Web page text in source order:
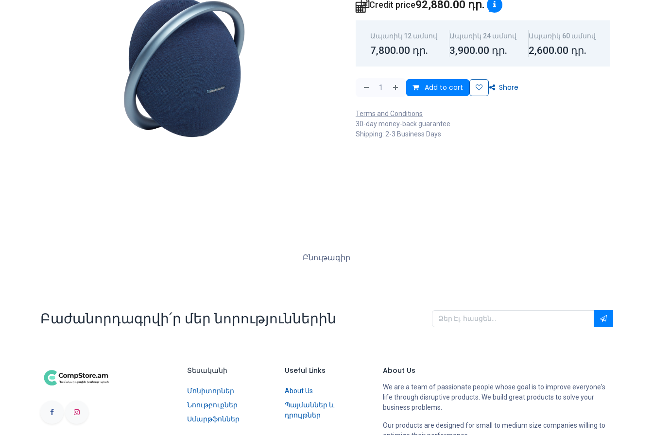
Credit price92,880.00 դր.
Ապառիկ 12 ամսով
7,800.00 դր.
Ապառիկ 24 ամսով
3,900.00 դր.
Ապառիկ 60 ամսով
2,600.00 դր.
Add to cart Share
Terms and Conditions
30-day money-back guarantee
Shipping: 2-3 Business Days
Բնութագիր
Բաժանորդագրվի՛ր մեր նորություններին
Տեսականի
Մոնիտորներ
Նոութբուքներ
Սմարթֆոններ
Useful Links
About Us
Պայմաններ և
դրույթներ
About Us
We are a team of passionate people whose goal is to improve everyone's
life through disruptive products. We build great products to solve your
business problems.
Our products are designed for small to medium size companies willing to